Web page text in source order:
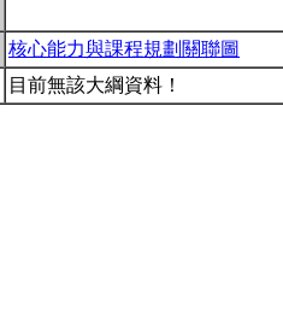
核心能力與課程規劃關聯圖
目前無該大綱資料！